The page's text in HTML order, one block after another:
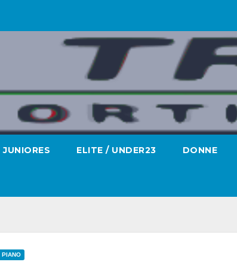
JUNIORES ELITE / UNDER23 DONNE
PIANO